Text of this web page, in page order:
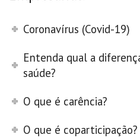
Coronavírus (Covid-19)
Entenda qual a
saúde?
O que é carência?
O que é coparticipação?